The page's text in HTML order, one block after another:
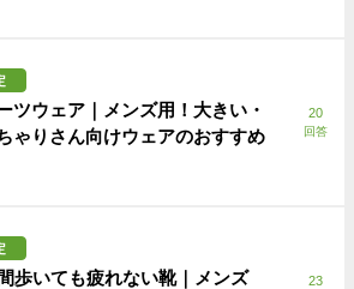
ツウェア｜メンズ用！大きい・
ゃりさん向けウェアのおすすめ
20
回答
歩いても疲れない靴｜メンズ
23